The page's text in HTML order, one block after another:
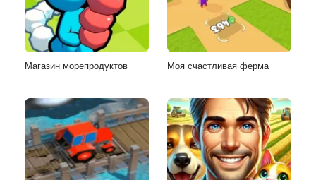
Магазин морепродуктов Моя счастливая ферма